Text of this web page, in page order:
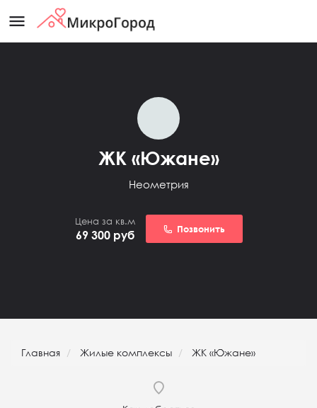
menu
ЖК «Южане»
Неометрия
Цена за кв.м
69 300 руб Позвонить
Главная Жилые комплексы ЖК «Южане»